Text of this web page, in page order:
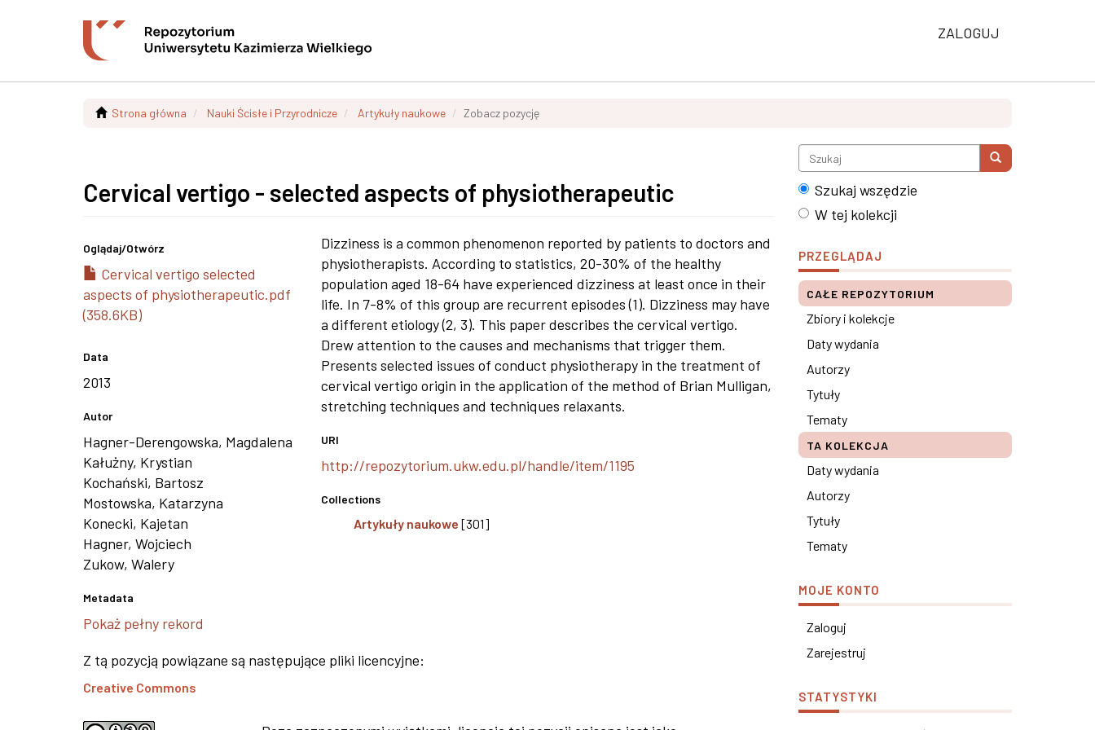
ZALOGUJ
Strona główna Nauki Ścisłe i Przyrodnicze Artykuły naukowe Zobacz pozycję
Cervical vertigo - selected aspects of physiotherapeutic
Oglądaj/Otwórz
Cervical vertigo selected
aspects of physiotherapeutic.pdf
(358.6KB)
Data
2013
Autor
Hagner-Derengowska, Magdalena
Kałużny, Krystian
Kochański, Bartosz
Mostowska, Katarzyna
Konecki, Kajetan
Hagner, Wojciech
Zukow, Walery
Metadata
Pokaż pełny rekord
Dizziness is a common phenomenon reported by patients to doctors and
physiotherapists. According to statistics, 20-30% of the healthy
population aged 18-64 have experienced dizziness at least once in their
life. In 7-8% of this group are recurrent episodes (1). Dizziness may have
a different etiology (2, 3). This paper describes the cervical vertigo.
Drew attention to the causes and mechanisms that trigger them.
Presents selected issues of conduct physiotherapy in the treatment of
cervical vertigo origin in the application of the method of Brian Mulligan,
stretching techniques and techniques relaxants.
URI
http://repozytorium.ukw.edu.pl/handle/item/1195
Collections
Artykuły naukowe [301]
Z tą pozycją powiązane są następujące pliki licencyjne:
Creative Commons
Szukaj wszędzie
W tej kolekcji
PRZEGLĄDAJ
CAŁE REPOZYTORIUM
Zbiory i kolekcje
Daty wydania
Autorzy
Tytuły
Tematy
TA KOLEKCJA
Daty wydania
Autorzy
Tytuły
Tematy
MOJE KONTO
Zaloguj
Zarejestruj
STATYSTYKI